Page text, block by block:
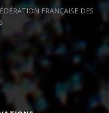
FRANÇAISE DES